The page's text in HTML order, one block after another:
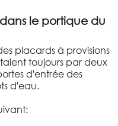
le portique du
placards à provisions
toujours par deux
d'entrée des
d'eau.